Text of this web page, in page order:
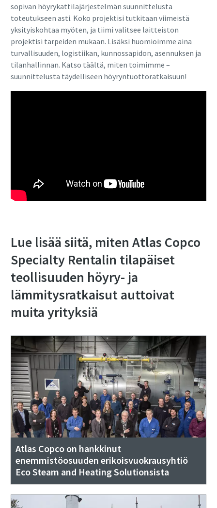
sopivan höyrykattilajärjestelmän suunnittelusta
toteutukseen asti. Koko projektisi tutkitaan viimeistä
yksityiskohtaa myöten, ja tiimi valitsee laitteiston
projektisi tarpeiden mukaan. Lisäksi huomioimme aina
turvallisuuden, logistiikan, kunnossapidon, asennuksen ja
tilanhallinnan. Katso täältä, miten toimimme –
suunnittelusta täydelliseen höyryntuottoratkaisuun!
Lue lisää siitä, miten Atlas Copco
Specialty Rentalin tilapäiset
teollisuuden höyry- ja
lämmitysratkaisut auttoivat
muita yrityksiä
Atlas Copco on hankkinut
enemmistöosuuden erikoisvuokrausyhtiö
Eco Steam and Heating Solutionsista